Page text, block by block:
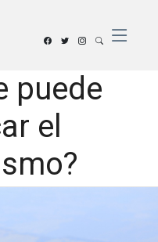
puede
el